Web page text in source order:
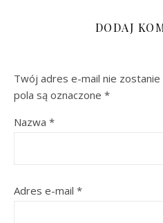
DODAJ
Twój adres e-mail nie zostanie
pola są oznaczone *
Nazwa *
Adres e-mail *